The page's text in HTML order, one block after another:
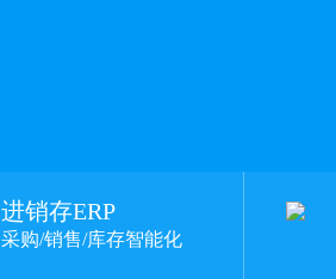
进销存ERP
采购/销售/库存智能化